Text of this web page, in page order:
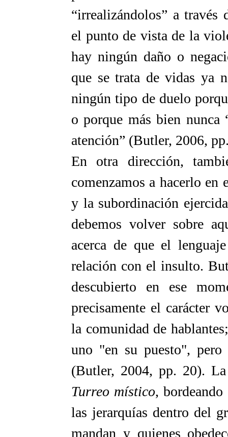
“irrealizándolos” a
el punto de vista de la
hay ningún daño o
que se trata de vidas ya
ningún tipo de duelo
o porque más bien nunca
atención” (Butler, 2006,
En otra dirección,
comenzamos a hacerlo
y la subordinación
debemos volver sobre
acerca de que el
relación con el insulto.
descubierto en ese
precisamente el carácter
la comunidad de
uno "en su puesto", pero
(Butler, 2004, pp. 20).
Turreo místico,
las jerarquías dentro del
mandan y quienes